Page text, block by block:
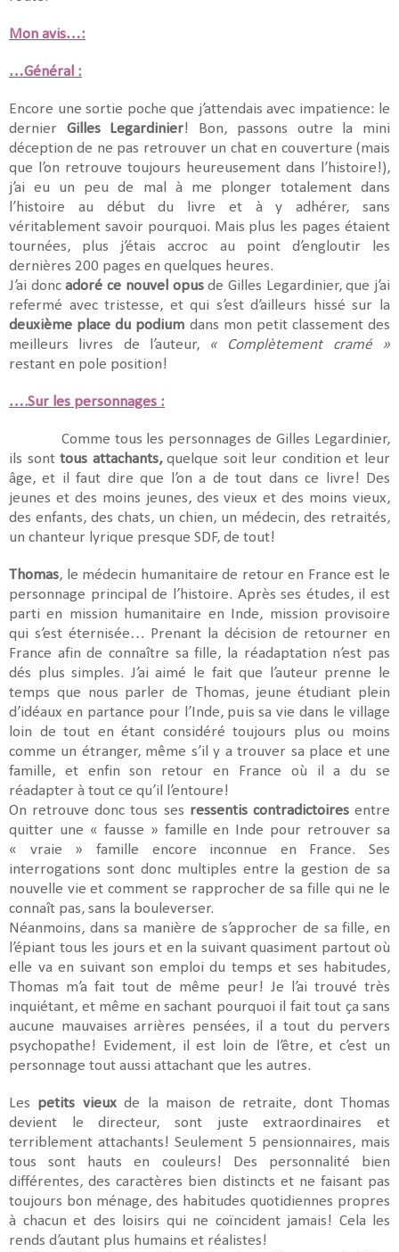
Mon avis…:
…Général :
Encore une sortie poche que j’attendais avec impatience: le
dernier Gilles Legardinier! Bon, passons outre la mini
déception de ne pas retrouver un chat en couverture (mais
que l’on retrouve toujours heureusement dans l’histoire!),
j’ai eu un peu de mal à me plonger totalement dans
l’histoire au début du livre et à y adhérer, sans
véritablement savoir pourquoi. Mais plus les pages étaient
tournées, plus j’étais accroc au point d’engloutir les
dernières 200 pages en quelques heures.
J’ai doncadoré ce nouvel opusde Gilles Legardinier, que j’ai
refermé avec tristesse, et qui s’est d’ailleurs hissé sur la
deuxième place du podium dans mon petit classement des
meilleurs livres de l’auteur,
« Complètement cramé »
restant en pole position!
….Sur les personnages :
Comme tous les personnages de Gilles Legardinier,
ils sonttous attachants,quelque soit leur condition et leur
âge, et il faut dire que l’on a de tout dans ce livre! Des
jeunes et des moins jeunes, des vieux et des moins vieux,
des enfants, des chats, un chien, un médecin, des retraités,
un chanteur lyrique presque SDF, de tout!
Thomas, le médecin humanitaire de retour en France est le
personnage principal de l’histoire. Après ses études, il est
parti en mission humanitaire en Inde, mission provisoire
qui s’est éternisée… Prenant la décision de retourner en
France afin de connaître sa fille, la réadaptation n’est pas
dés plus simples. J’ai aimé le fait que l’auteur prenne le
temps que nous parler de Thomas, jeune étudiant plein
d’idéaux en partance pour l’Inde, puis sa vie dans le village
loin de tout en étant considéré toujours plus ou moins
comme un étranger, même s’il y a trouver sa place et une
famille, et enfin son retour en France où il a du se
réadapter à tout ce qu’il l’entoure!
On retrouve donc tous ses ressentis contradictoiresentre
quitter une « fausse » famille en Inde pour retrouver sa
« vraie » famille encore inconnue en France. Ses
interrogations sont donc multiples entre la gestion de sa
nouvelle vie et comment se rapprocher de sa fille qui ne le
connaît pas, sans la bouleverser.
Néanmoins, dans sa manière de s’approcher de sa fille, en
l’épiant tous les jours et en la suivant quasiment partout où
elle va en suivant son emploi du temps et ses habitudes,
Thomas m’a fait tout de même peur! Je l’ai trouvé très
inquiétant, et même en sachant pourquoi il fait tout ça sans
aucune mauvaises arrières pensées, il a tout du pervers
psychopathe! Evidement, il est loin de l’être, et c’est un
personnage tout aussi attachant que les autres.
Les petits vieuxde la maison de retraite, dont Thomas
devient le directeur, sont juste extraordinaires et
terriblement attachants! Seulement 5 pensionnaires, mais
tous sont hauts en couleurs! Des personnalité bien
différentes, des caractères bien distincts et ne faisant pas
toujours bon ménage, des habitudes quotidiennes propres
à chacun et des loisirs qui ne coïncident jamais! Cela les
rends d’autant plus humains et réalistes!